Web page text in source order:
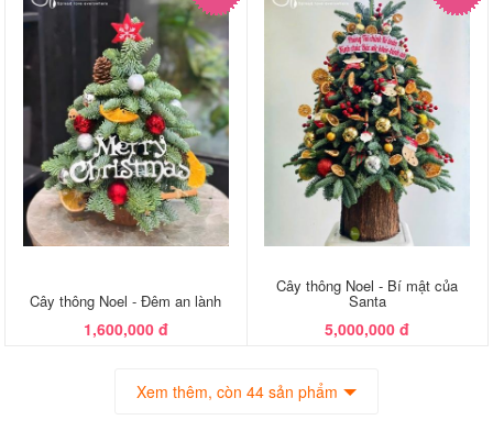
Cây thông Noel - Đêm an lành
1,600,000 đ
Cây thông Noel - Bí mật của
Santa
5,000,000 đ
Xem thêm, còn 44 sản phẩm